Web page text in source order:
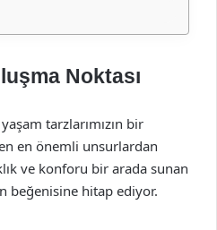
Noktası
tarzlarımızın bir
en önemli unsurlardan
ve konforu bir arada sunan
beğenisine hitap ediyor.